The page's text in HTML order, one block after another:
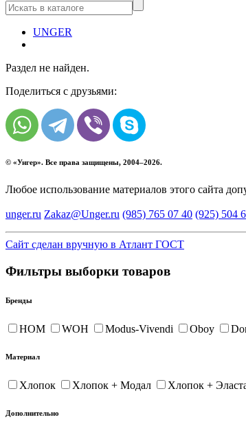
UNGER
Раздел не найден.
Поделиться с друзьями:
© «Унгер». Все права защищены, 2004–2026.
Любое использование материалов этого сайта
unger.ru Zakaz@Unger.ru (985) 765 07 40 (925) 504
Сайт сделан вручную в Атлант ГОСТ
Фильтры выборки товаров
Бренды
HOM WOH Modus-Vivendi Oboy
Материал
Хлопок Хлопок + Модал Хлопок +
Дополнительно